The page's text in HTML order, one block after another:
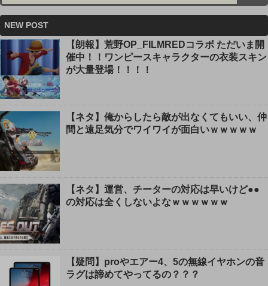
NEW POST
【朗報】荒野OP_FILMREDコラボ ただいま開
催中！！ワンピースキャラクターの衣装スキン
が大量登場！！！！
【ネタ】俺からしたら敵が出なくてもいい、仲
間と遠足気分でワイワイが面白いｗｗｗｗｗ
【ネタ】運営、チーターの対応は早いけど●●
の対応は全くしないよなｗｗｗｗｗｗ
【疑問】proやエアー4、5の無線イヤホンの音
ラグは諦めてやってるの？？？